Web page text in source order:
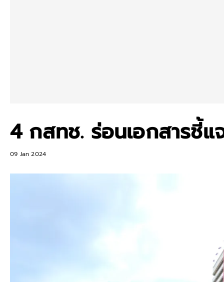
4 กสทช. ร่อนเอกสารชี้แ
09 Jan 2024